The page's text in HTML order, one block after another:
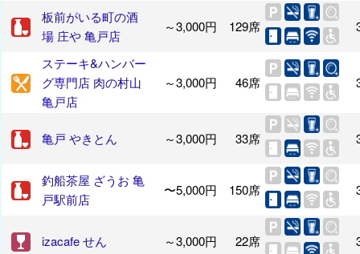
板前がいる町の酒
場 庄や 亀戸店
～3,000円 129席
ステーキ&ハンバー
グ専門店 肉の村山
亀戸店
～3,000円 46席
亀戸 やきとん ～3,000円 33席
釣船茶屋 ざうお 亀
戸駅前店
〜5,000円 150席
izacafe せん ～3,000円 22席